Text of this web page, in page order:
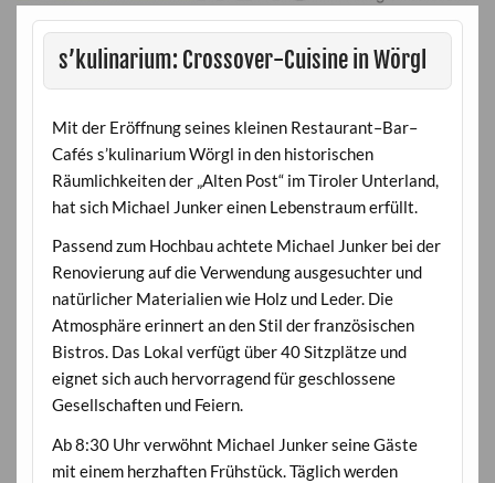
s’kulinarium: Crossover-Cuisine in Wörgl
Mit der Eröffnung seines kleinen Restaurant–Bar–
Cafés s’kulinarium Wörgl in den historischen
Räumlichkeiten der „Alten Post“ im Tiroler Unterland,
hat sich Michael Junker einen Lebenstraum erfüllt.
Passend zum Hochbau achtete Michael Junker bei der
Renovierung auf die Verwendung ausgesuchter und
natürlicher Materialien wie Holz und Leder. Die
Atmosphäre erinnert an den Stil der französischen
Bistros. Das Lokal verfügt über 40 Sitzplätze und
eignet sich auch hervorragend für geschlossene
Gesellschaften und Feiern.
Ab 8:30 Uhr verwöhnt Michael Junker seine Gäste
mit einem herzhaften Frühstück. Täglich werden